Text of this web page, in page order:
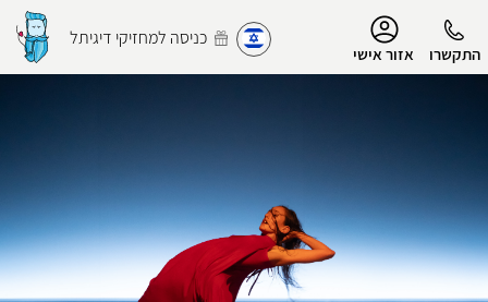
התקשרו אזור אישי
כניסה למחזיקי דיגיתל
הפרופיל שלי
התנתק